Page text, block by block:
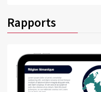
Rapports